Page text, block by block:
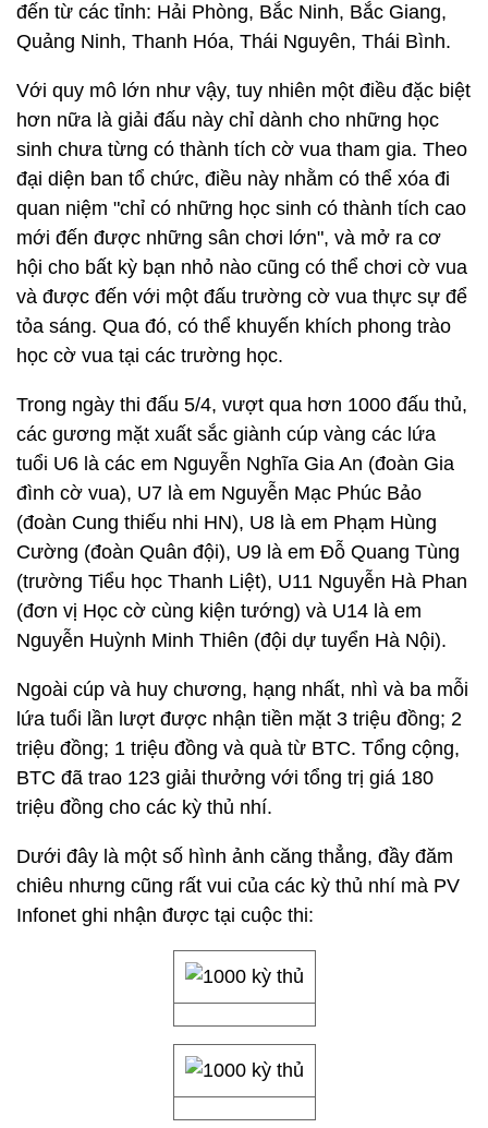
đến từ các tỉnh: Hải Phòng, Bắc Ninh, Bắc Giang,
Quảng Ninh, Thanh Hóa, Thái Nguyên, Thái Bình.
Với quy mô lớn như vậy, tuy nhiên một điều đặc biệt
hơn nữa là giải đấu này chỉ dành cho những học
sinh chưa từng có thành tích cờ vua tham gia. Theo
đại diện ban tổ chức, điều này nhằm có thể xóa đi
quan niệm "chỉ có những học sinh có thành tích cao
mới đến được những sân chơi lớn", và mở ra cơ
hội cho bất kỳ bạn nhỏ nào cũng có thể chơi cờ vua
và được đến với một đấu trường cờ vua thực sự để
tỏa sáng. Qua đó, có thể khuyến khích phong trào
học cờ vua tại các trường học.
Trong ngày thi đấu 5/4, vượt qua hơn 1000 đấu thủ,
các gương mặt xuất sắc giành cúp vàng các lứa
tuổi U6 là các em Nguyễn Nghĩa Gia An (đoàn Gia
đình cờ vua), U7 là em Nguyễn Mạc Phúc Bảo
(đoàn Cung thiếu nhi HN), U8 là em Phạm Hùng
Cường (đoàn Quân đội), U9 là em Đỗ Quang Tùng
(trường Tiểu học Thanh Liệt), U11 Nguyễn Hà Phan
(đơn vị Học cờ cùng kiện tướng) và U14 là em
Nguyễn Huỳnh Minh Thiên (đội dự tuyển Hà Nội).
Ngoài cúp và huy chương, hạng nhất, nhì và ba mỗi
lứa tuổi lần lượt được nhận tiền mặt 3 triệu đồng; 2
triệu đồng; 1 triệu đồng và quà từ BTC. Tổng cộng,
BTC đã trao 123 giải thưởng với tổng trị giá 180
triệu đồng cho các kỳ thủ nhí.
Dưới đây là một số hình ảnh căng thẳng, đầy đăm
chiêu nhưng cũng rất vui của các kỳ thủ nhí mà PV
Infonet ghi nhận được tại cuộc thi: